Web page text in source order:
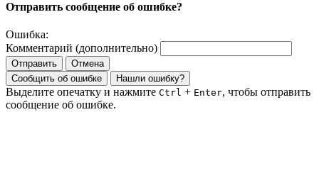
Отправить сообщение об ошибке?
Ошибка:
Комментарий (дополнительно)
Отправить
Отмена
Сообщить об ошибке
Нашли ошибку?
Выделите опечатку и нажмите Ctrl + Enter, чтобы отправить
сообщение об ошибке.